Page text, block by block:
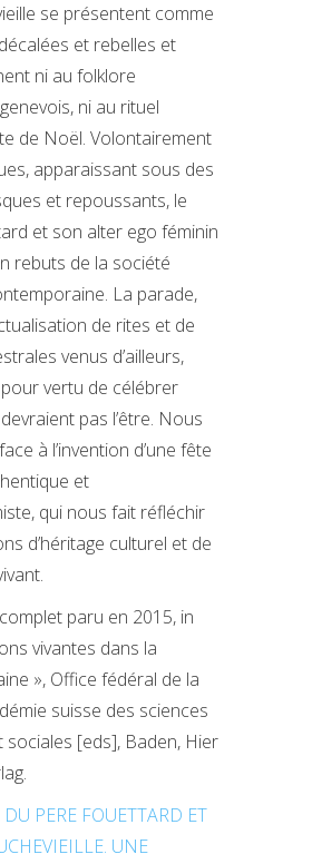
se présentent comme
et rebelles et
ni au folklore
ni au rituel
de Noël. Volontairement
apparaissant sous des
et repoussants, le
et son alter ego féminin
rebuts de la société
La parade,
de rites et de
venus d’ailleurs,
vertu de célébrer
pas l’être. Nous
à l’invention d’une fête
et
qui nous fait réfléchir
d’héritage culturel et de
paru en 2015, in
vivantes dans la
», Office fédéral de la
suisse des sciences
sociales [eds], Baden, Hier
PERE FOUETTARD ET
UNE